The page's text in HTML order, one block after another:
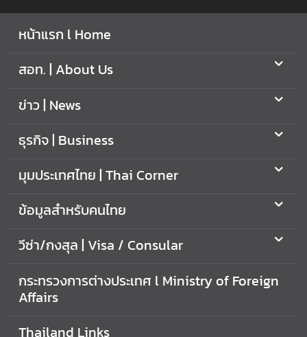
r
A
f
a
r
มุ
ร
ศ
ไ
หน้าแรก l Home
สอท. | About Us
ข่าว | News
ธุรกิจ | Business
มุมประเทศไทย | Thai Corner
ข้อมูลสำหรับคนไทย
วีซ่า/กงสุล | Visa / Consular
กระทรวงการต่างประเทศ l Ministry of Foreign
Affairs
Thailand Links